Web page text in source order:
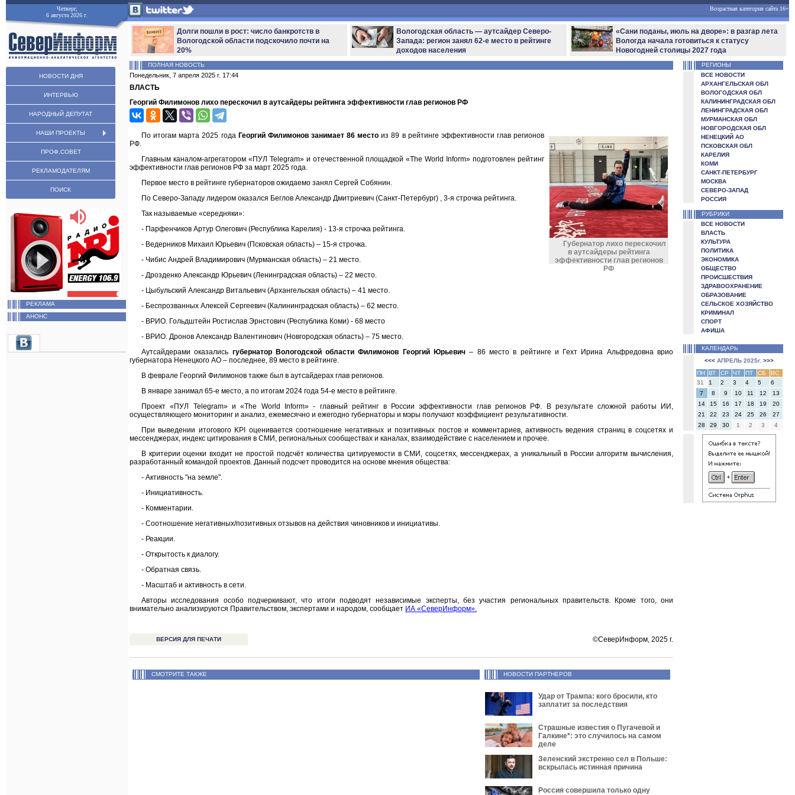
Четверг,
6 августа 2026 г.
НОВОСТИ ДНЯ
ИНТЕРВЬЮ
НАРОДНЫЙ ДЕПУТАТ
НАШИ ПРОЕКТЫ
ПРОФ.СОВЕТ
РЕКЛАМОДАТЕЛЯМ
ПОИСК
РЕКЛАМА
АНОНС
Возрастная категория сайта 16+
Долги пошли в рост: число банкротств в
Вологодской области подскочило почти на
20%
Вологодская область — аутсайдер Северо-
Запада: регион занял 62-е место в рейтинге
доходов населения
«Сани поданы, июль на дворе»: в разгар лета
Вологда начала готовиться к статусу
Новогодней столицы 2027 года
ПОЛНАЯ НОВОСТЬ
Понедельник, 7 апреля 2025 г. 17:44
ВЛАСТЬ
Георгий Филимонов лихо перескочил в аутсайдеры рейтинга эффективности глав регионов РФ
Губернатор лихо перескочил
в аутсайдеры рейтинга
эффективности глав регионов
РФ
По итогам марта 2025 года Георгий Филимонов занимает 86 место из 89 в рейтинге эффективности глав регионов
РФ.
Главным каналом-агрегатором «ПУЛ Telegram» и отечественной площадкой «The World Inform» подготовлен рейтинг
эффективности глав регионов РФ за март 2025 года.
Первое место в рейтинге губернаторов ожидаемо занял Сергей Собянин.
По Северо-Западу лидером оказался Беглов Александр Дмитриевич (Санкт-Петербург) , 3-я строчка рейтинга.
Так называемые «середняки»:
- Парфенчиков Артур Олегович (Республика Карелия) - 13-я строчка рейтинга.
- Ведерников Михаил Юрьевич (Псковская область) – 15-я строчка.
- Чибис Андрей Владимирович (Мурманская область) – 21 место.
- Дрозденко Александр Юрьевич (Ленинградская область) – 22 место.
- Цыбульский Александр Витальевич (Архангельская область) – 41 место.
- Беспрозванных Алексей Сергеевич (Калининградская область) – 62 место.
- ВРИО. Гольдштейн Ростислав Эрнстович (Республика Коми) - 68 место
- ВРИО. Дронов Александр Валентинович (Новгородская область) – 75 место.
Аутсайдерами оказались губернатор Вологодской области Филимонов Георгий Юрьевич – 86 место в рейтинге и Гехт Ирина Альфредовна врио
губернатора Ненецкого АО – последнее, 89 место в рейтинге.
В феврале Георгий Филимонов также был в аутсайдерах глав регионов.
В январе занимал 65-е место, а по итогам 2024 года 54-е место в рейтинге.
Проект «ПУЛ Telegram» и «The World Inform» - главный рейтинг в России эффективности глав регионов РФ. В результате сложной работы ИИ,
осуществляющего мониторинг и анализ, ежемесячно и ежегодно губернаторы и мэры получают коэффициент результативности.
При выведении итогового KPI оценивается соотношение негативных и позитивных постов и комментариев, активность ведения страниц в соцсетях и
мессенджерах, индекс цитирования в СМИ, региональных сообществах и каналах, взаимодействие с населением и прочее.
В критерии оценки входит не простой подсчёт количества цитируемости в СМИ, соцсетях, мессенджерах, а уникальный в России алгоритм вычисления,
разработанный командой проектов. Данный подсчет проводится на основе мнения общества:
- Активность "на земле".
- Инициативность.
- Комментарии.
- Соотношение негативных/позитивных отзывов на действия чиновников и инициативы.
- Реакции.
- Открытость к диалогу.
- Обратная связь.
- Масштаб и активность в сети.
Авторы исследования особо подчеркивают, что итоги подводят независимые эксперты, без участия региональных правительств. Кроме того, они
внимательно анализируются Правительством, экспертами и народом, сообщает ИА «СеверИнформ».
ВЕРСИЯ ДЛЯ ПЕЧАТИ ©СеверИнформ, 2025 г.
СМОТРИТЕ ТАКЖЕ НОВОСТИ ПАРТНЕРОВ
Удар от Трампа: кого бросили, кто
заплатит за последствия
Страшные известия о Пугачевой и
Галкине*: это случилось на самом
деле
Зеленский экстренно сел в Польше:
вскрылась истинная причина
Россия совершила только одну
РЕГИОНЫ
ВСЕ НОВОСТИ
АРХАНГЕЛЬСКАЯ ОБЛ
ВОЛОГОДСКАЯ ОБЛ
КАЛИНИНГРАДСКАЯ ОБЛ
ЛЕНИНГРАДСКАЯ ОБЛ
МУРМАНСКАЯ ОБЛ
НОВГОРОДСКАЯ ОБЛ
НЕНЕЦКИЙ АО
ПСКОВСКАЯ ОБЛ
КАРЕЛИЯ
КОМИ
САНКТ-ПЕТЕРБУРГ
МОСКВА
СЕВЕРО-ЗАПАД
РОССИЯ
РУБРИКИ
ВСЕ НОВОСТИ
ВЛАСТЬ
КУЛЬТУРА
ПОЛИТИКА
ЭКОНОМИКА
ОБЩЕСТВО
ПРОИСШЕСТВИЯ
ЗДРАВООХРАНЕНИЕ
ОБРАЗОВАНИЕ
СЕЛЬСКОЕ ХОЗЯЙСТВО
КРИМИНАЛ
СПОРТ
АФИША
КАЛЕНДАРЬ
<<< АПРЕЛЬ 2025г. >>>
ПН
ВТ СР ЧТ ПТ СБ
ВС
31
1 2 3 4 5
6
7
8 9 10 11 12
13
14
15 16 17 18 19
20
21
22 23 24 25 26
27
28
29 30 1 2 3 4